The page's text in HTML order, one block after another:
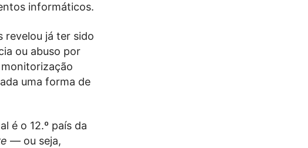
informáticos.
revelou já ter sido
ou abuso por
uma forma de
é o 12.º país da
— ou seja,